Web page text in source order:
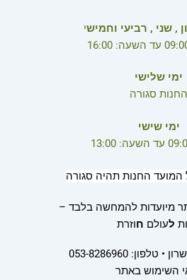
, שני , רביעי וחמישי
ימי שלישי
החנות סגורה
ימי שישי
המועד החנות תהיה סגורה
מיועדות להמחשה בלבד –
לעולם חוזרת
השימוש באתר